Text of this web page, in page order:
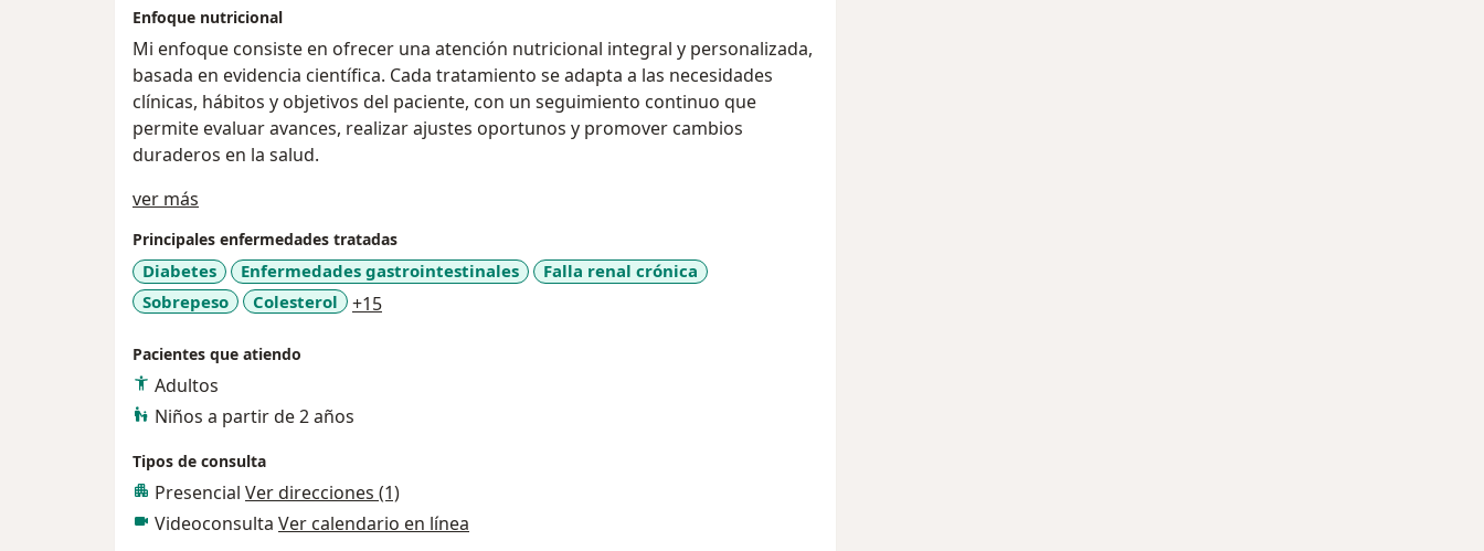
Enfoque nutricional
Mi enfoque consiste en ofrecer una atención nutricional integral y personalizada,
basada en evidencia científica. Cada tratamiento se adapta a las necesidades
clínicas, hábitos y objetivos del paciente, con un seguimiento continuo que
permite evaluar avances, realizar ajustes oportunos y promover cambios
duraderos en la salud.
ver más
Principales enfermedades tratadas
Diabetes Enfermedades gastrointestinales
Falla renal crónica
Sobrepeso
Colesterol +15a11y_sr_more_diseases
Pacientes que atiendo
Adultos
Niños a partir de 2 años
Tipos de consulta
Presencial Ver direcciones (1)
Videoconsulta Ver calendario en línea